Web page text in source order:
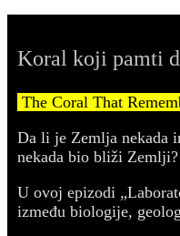
Koral koji pamti
The Coral That
Da li je Zemlja nekada
nekada bio bliži Zemlji?
U ovoj epizodi
između biologije,